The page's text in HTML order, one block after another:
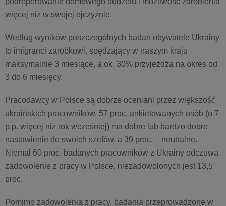
więcej niż w swojej ojczyźnie.
Według wyników poszczególnych badań obywatele Ukrainy
to imigranci zarobkowi, spędzający w naszym kraju
maksymalnie 3 miesiące, a ok. 30% przyjeżdża na okres od
3 do 6 miesięcy.
Pracodawcy w Polsce są dobrze oceniani przez większość
ukraińskich pracowników. 57 proc. ankietowanych osób (o 7
p.p. więcej niż rok wcześniej) ma dobre lub bardzo dobre
nastawienie do swoich szefów, a 39 proc. – neutralne.
Niemal 60 proc. badanych pracowników z Ukrainy odczuwa
zadowolenie z pracy w Polsce, niezadowolonych jest 13,5
proc.
Pomimo zadowolenia z pracy, badania przeprowadzone w